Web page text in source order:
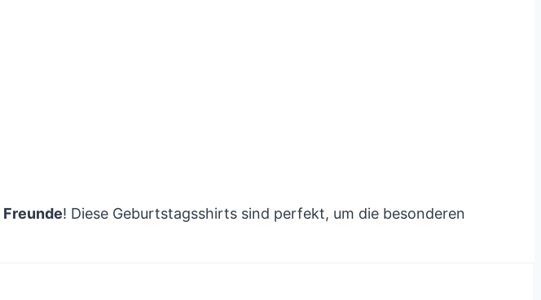
Freunde! Diese Geburtstagsshirts sind perfekt, um die besonderen